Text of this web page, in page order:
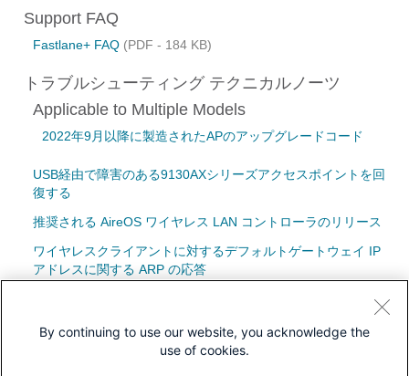
Support FAQ
Fastlane+ FAQ (PDF - 184 KB)
トラブルシューティング テクニカルノーツ
Applicable to Multiple Models
2022年9月以降に製造されたAPのアップグレードコード
USB経由で障害のある9130AXシリーズアクセスポイントを回
復する
推奨される AireOS ワイヤレス LAN コントローラのリリース
ワイヤレスクライアントに対するデフォルトゲートウェイ IP
アドレスに関する ARP の応答
シスコ以外（サードパーティ）のアンテナに対するCisco TAC
By continuing to use our website, you acknowledge the
use of cookies.